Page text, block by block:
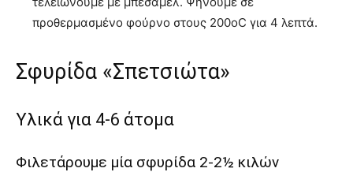
προθερμασμένο φούρνο στους 200oC για 4 λεπτά.
Σφυρίδα «Σπετσιώτα»
Yλικά για 4-6 άτομα
Φιλετάρουμε μία σφυρίδα 2-2½ κιλών